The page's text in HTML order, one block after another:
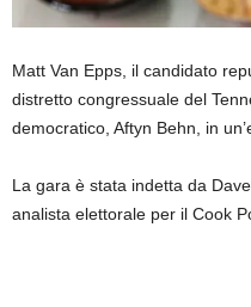
Matt Van Epps, il candidato
distretto congressuale del
democratico, Aftyn Behn, in
La gara è stata indetta da
analista elettorale per il Cook